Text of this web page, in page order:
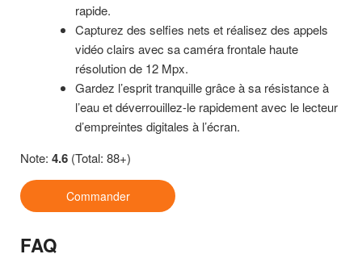
rapide.
Capturez des selfies nets et réalisez des appels
vidéo clairs avec sa caméra frontale haute
résolution de 12 Mpx.
Gardez l’esprit tranquille grâce à sa résistance à
l’eau et déverrouillez-le rapidement avec le lecteur
d’empreintes digitales à l’écran.
Note: 4.6 (Total: 88+)
Commander
FAQ